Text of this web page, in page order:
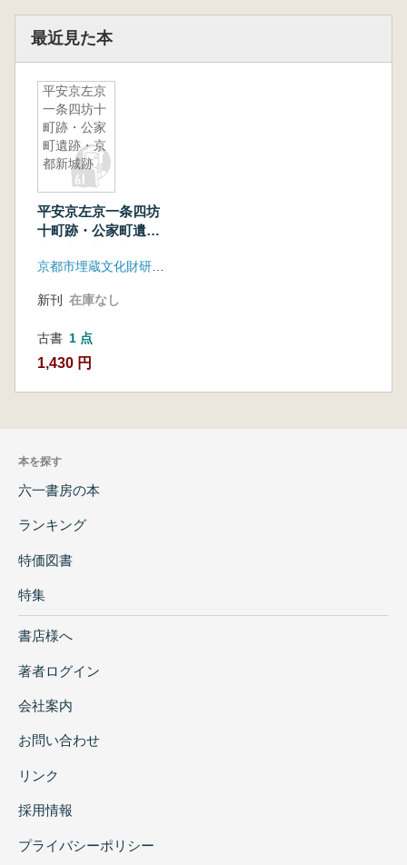
最近見た本
平安京左京
一条四坊十
町跡・公家
町遺跡・京
都新城跡
平安京左京一条四坊
十町跡・公家町遺
京都市埋蔵文化財研究所
新刊 在庫なし
古書 1 点
1,430 円
本を探す
六一書房の本
ランキング
特価図書
特集
書店様へ
著者ログイン
会社案内
お問い合わせ
リンク
採用情報
プライバシーポリシー